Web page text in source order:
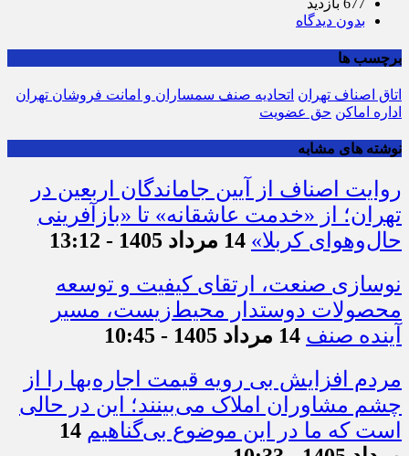
677 بازدید
بدون دیدگاه
برچسب ها
اتاق اصناف تهران اتحادیه صنف سمساران و امانت فروشان تهران
اداره اماکن حق عضویت
نوشته های مشابه
روایت اصناف از آیین جاماندگان اربعین در
تهران؛ از «خدمت عاشقانه» تا «بازآفرینی
حال‌وهوای کربلا» 14 مرداد 1405 - 13:12
نوسازی صنعت، ارتقای کیفیت و توسعه
محصولات دوستدار محیط‌زیست، مسیر
آینده صنف 14 مرداد 1405 - 10:45
مردم افزایش بی رویه قیمت اجاره‌بها را از
چشم مشاوران املاک می‌بینند؛ این در حالی
است که ما در این موضوع بی‌گناهیم 14